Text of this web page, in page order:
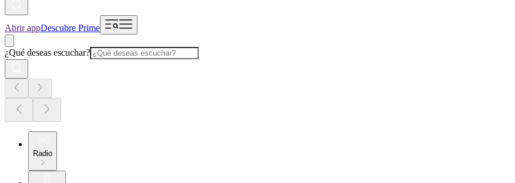
Abrir appDescubre Prime
¿Qué deseas escuchar?
Radio